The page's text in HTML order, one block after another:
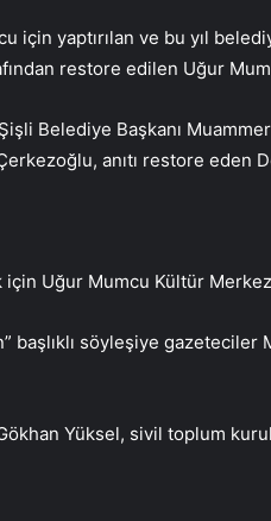
için yaptırılan ve bu yıl
restore edilen Uğur
Şişli Belediye Başkanı
anıtı restore eden
için Uğur Mumcu Kültür
başlıklı söyleşiye gazeteciler
Yüksel, sivil toplum